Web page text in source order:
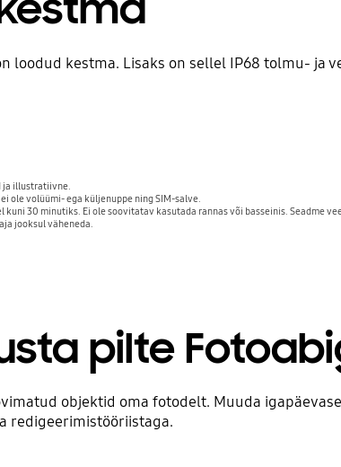
loodud kestma. Lisaks on sellel IP68 tolmu- ja
ja illustratiivne.
ole volüümi- ega küljenuppe ning SIM-salve.
30 minutiks. Ei ole soovitatav kasutada rannas või basseinis. Seadme
jooksul väheneda.
pilte
objektid oma fotodelt. Muuda
redigeerimistööriistaga.